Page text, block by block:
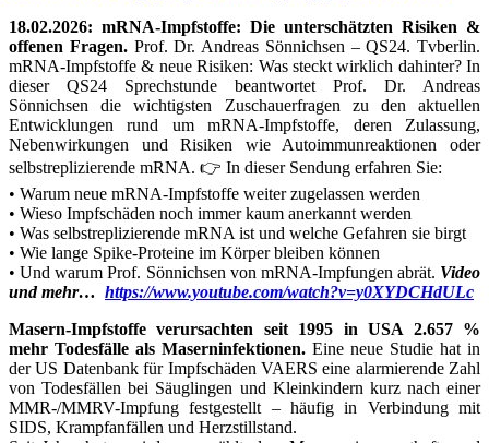
18.02.2026: mRNA-Impfstoffe: Die unterschätzten Risiken &
offenen Fragen. Prof. Dr. Andreas Sönnichsen – QS24. Tvberlin.
mRNA-Impfstoffe & neue Risiken: Was steckt wirklich dahinter? In
dieser QS24 Sprechstunde beantwortet Prof. Dr. Andreas
Sönnichsen die wichtigsten Zuschauerfragen zu den aktuellen
Entwicklungen rund um mRNA-Impfstoffe, deren Zulassung,
Nebenwirkungen und Risiken wie Autoimmunreaktionen oder
selbstreplizierende mRNA. 👉 In dieser Sendung erfahren Sie:
• Warum neue mRNA-Impfstoffe weiter zugelassen werden
• Wieso Impfschäden noch immer kaum anerkannt werden
• Was selbstreplizierende mRNA ist und welche Gefahren sie birgt
• Wie lange Spike-Proteine im Körper bleiben können
• Und warum Prof. Sönnichsen von mRNA-Impfungen abrät. Video
und mehr… https://www.youtube.com/watch?v=y0XYDCHdULc
Masern-Impfstoffe verursachten seit 1995 in USA 2.657 %
mehr Todesfälle als Maserninfektionen. Eine neue Studie hat in
der US Datenbank für Impfschäden VAERS eine alarmierende Zahl
von Todesfällen bei Säuglingen und Kleinkindern kurz nach einer
MMR-/MMRV-Impfung festgestellt – häufig in Verbindung mit
SIDS, Krampfanfällen und Herzstillstand.